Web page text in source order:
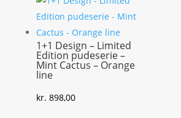
1+1 Design – Limited
Edition pudeserie –
Mint Cactus – Orange
line
kr. 898,00